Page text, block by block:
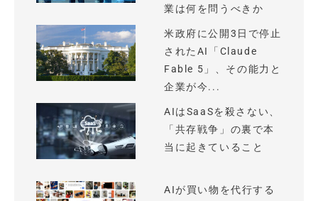
業は何を問うべきか
米政府に公開3日で停止
されたAI「Claude
Fable 5」、その能力と
企業が今...
AIはSaaSを殺さない、
「共存戦争」の裏で本
当に起きていること
AIが買い物を代行する